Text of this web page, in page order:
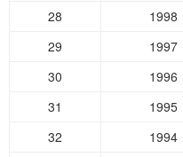
28
1998
29
1997
30
1996
31
1995
32
1994